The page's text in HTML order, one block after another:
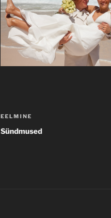
Navigeerimine
Previous
Post
EELMINE
Sündmused